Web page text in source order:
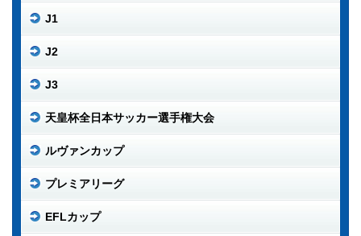
J1
J2
J3
天皇杯全日本サッカー選手権大会
ルヴァンカップ
プレミアリーグ
EFLカップ